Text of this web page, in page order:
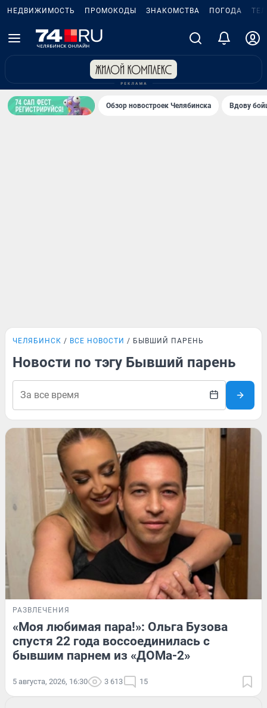
НЕДВИЖИМОСТЬ ПРОМОКОДЫ ЗНАКОМСТВА ПОГОДА
Обзор новостроек Челябинска Вдову
ЧЕЛЯБИНСК ВСЕ НОВОСТИ БЫВШИЙ ПАРЕНЬ
Новости по тэгу Бывший парень
РАЗВЛЕЧЕНИЯ
«Моя любимая пара!»: Ольга Бузова
спустя 22 года воссоединилась с
бывшим парнем из «ДОМа-2»
5 августа, 2026, 16:30 3 613 15